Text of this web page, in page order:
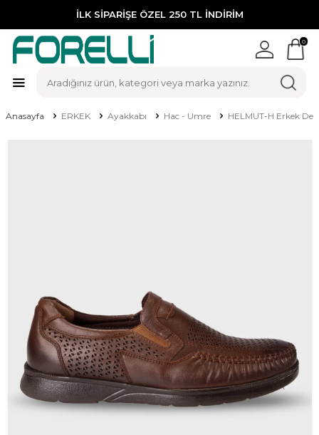
İLK SİPARİŞE ÖZEL 250 TL İNDİRİM
0
Anasayfa ERKEK Ayakkabı Hac - Umre HELMUT-H Erkek